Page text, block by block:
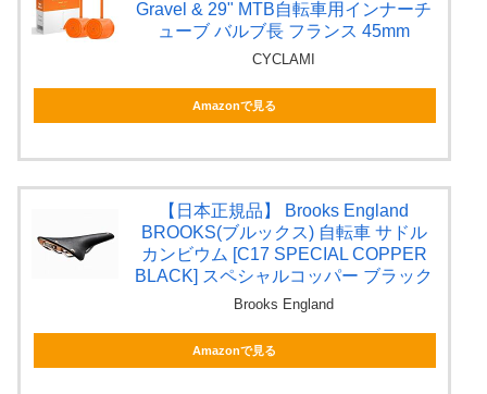
Gravel & 29" MTB自転車用インナーチ
ューブ バルブ長 フランス 45mm
CYCLAMI
Amazonで見る
【日本正規品】 Brooks England
BROOKS(ブルックス) 自転車 サドル
カンビウム [C17 SPECIAL COPPER
BLACK] スペシャルコッパー ブラック
Brooks England
Amazonで見る